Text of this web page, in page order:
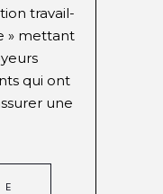
travail-
» mettant
qui ont
une